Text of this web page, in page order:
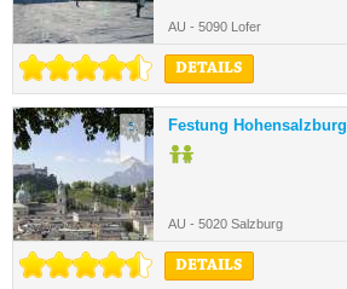
AU - 5090 Lofer
DETAILS
5. Festung Hohensalzburg
AU - 5020 Salzburg
DETAILS